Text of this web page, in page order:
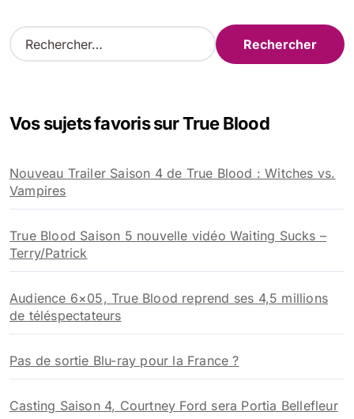
R
e
r
e
r
Vos sujets favoris sur True Blood
Nouveau Trailer Saison 4 de True Blood : Witches vs.
Vampires
True Blood Saison 5 nouvelle vidéo Waiting Sucks –
Terry/Patrick
Audience 6×05, True Blood reprend ses 4,5 millions
de téléspectateurs
Pas de sortie Blu-ray pour la France ?
Casting Saison 4, Courtney Ford sera Portia Bellefleur